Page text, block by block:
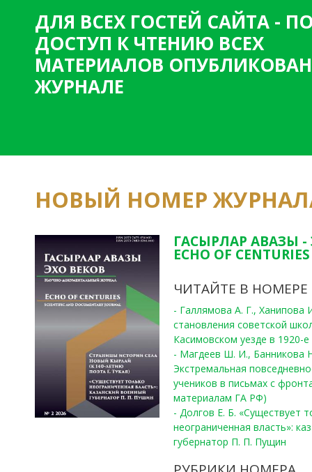
ДЛЯ ВСЕХ ГОСТЕЙ САЙТА -
ДОСТУП К ЧТЕНИЮ ВСЕХ
МАТЕРИАЛОВ
ЖУРНАЛЕ
НОВЫЙ НОМЕР
ГАСЫРЛАР АВАЗЫ -
ECHO OF
ЧИТАЙТЕ В НОМЕРЕ
- Галлямова А. Г.,
становления советской
Касимовском уезде в 1920-е
- Магдеев Ш. И., Банникова
Экстремальная
учеников в письмах с
материалам ГА РФ)
- Долгов Е. Б. «Существует
неограниченная власть»:
губернатор П. П. Пущин